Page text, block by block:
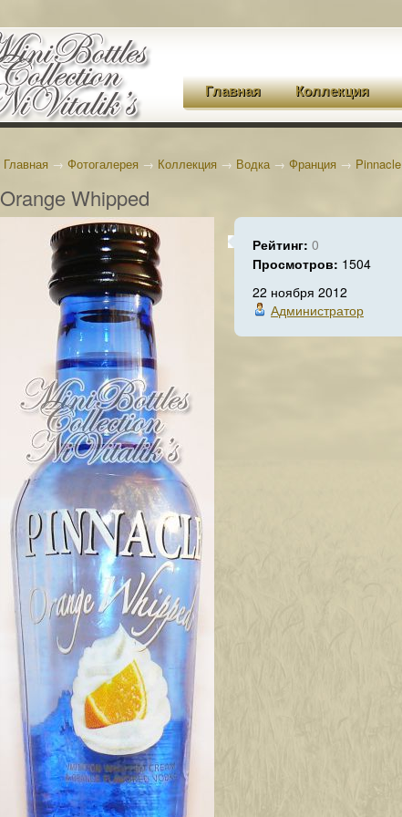
Главная Коллекция
Главная → Фотогалерея → Коллекция → Водка→ Франция → Pinnacle
Orange Whipped
Рейтинг: 0
Просмотров: 1504
22 ноября 2012
Администратор